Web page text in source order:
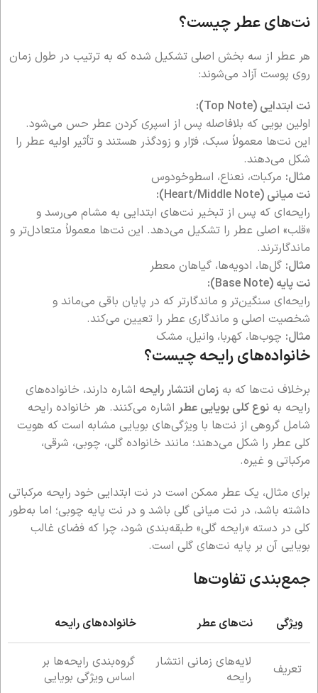
نت‌های عطر چیست؟
هر عطر از سه بخش اصلی تشکیل شده که به ترتیب در طول زمان
روی پوست آزاد می‌شوند:
نت ابتدایی (Top Note):
اولین بویی که بلافاصله پس از اسپری کردن عطر حس می‌شود.
این نت‌ها معمولاً سبک، فرّار و زودگذر هستند و تأثیر اولیه عطر را
شکل می‌دهند.
مثال: مرکبات، نعناع، اسطوخودوس
نت میانی (Heart/Middle Note):
رایحه‌ای که پس از تبخیر نت‌های ابتدایی به مشام می‌رسد و
«قلب» اصلی عطر را تشکیل می‌دهد. این نت‌ها معمولاً متعادل‌تر و
ماندگارترند.
مثال: گل‌ها، ادویه‌ها، گیاهان معطر
نت پایه (Base Note):
رایحه‌ای سنگین‌تر و ماندگارتر که در پایان باقی می‌ماند و
شخصیت اصلی و ماندگاری عطر را تعیین می‌کند.
مثال: چوب‌ها، کهربا، وانیل، مشک
خانواده‌های رایحه چیست؟
برخلاف نت‌ها که به زمان انتشار رایحه اشاره دارند، خانواده‌های
رایحه به نوع کلی بویایی عطر اشاره می‌کنند. هر خانواده رایحه
شامل گروهی از نت‌ها با ویژگی‌های بویایی مشابه است که هویت
کلی عطر را شکل می‌دهند؛ مانند خانواده گلی، چوبی، شرقی،
مرکباتی و غیره.
برای مثال، یک عطر ممکن است در نت ابتدایی خود رایحه مرکباتی
داشته باشد، در نت میانی گلی باشد و در نت پایه چوبی؛ اما به‌طور
کلی در دسته «رایحه گلی» طبقه‌بندی شود، چرا که فضای غالب
بویایی آن بر پایه نت‌های گلی است.
جمع‌بندی تفاوت‌ها
ویژگی نت‌های عطر خانواده‌های رایحه
تعریف
لایه‌های زمانی انتشار
رایحه
گروه‌بندی رایحه‌ها بر
اساس ویژگی بویایی